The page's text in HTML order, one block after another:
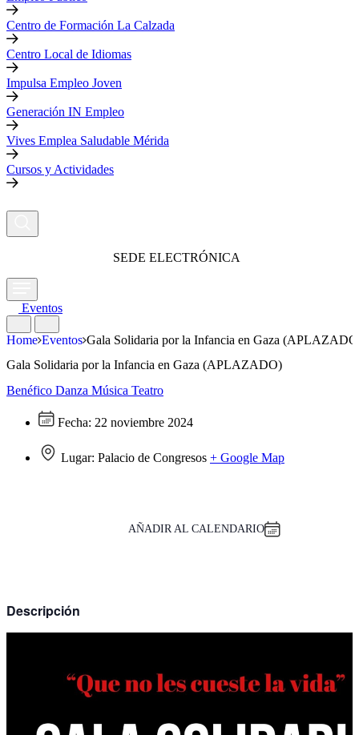
Centro de Formación La Calzada
Centro Local de Idiomas
Impulsa Empleo Joven
Generación IN Empleo
Vives Emplea Saludable Mérida
Cursos y Actividades
SEDE ELECTRÓNICA
Eventos
Home Eventos Gala Solidaria por la Infancia en Gaza
Gala Solidaria por la Infancia en Gaza (APLAZADO)
Benéfico Danza Música Teatro
Fecha: 22 noviembre 2024
Lugar: Palacio de Congresos + Google Map
AÑADIR AL CALENDARIO
Descripción